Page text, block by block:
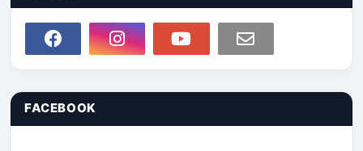
FACEBOOK